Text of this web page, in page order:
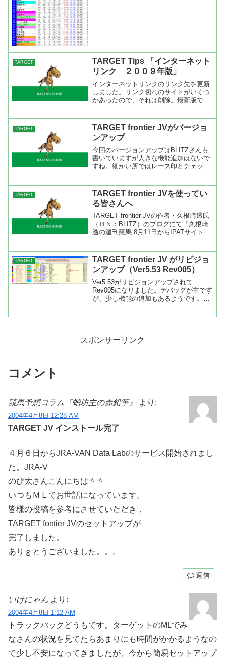
TARGET
TARGET Tips 「インターネット
リンク ２００９年版」
インターネットリンクのリンク先を更新
しました。リンク切れのサイトがいくつ
かあったので、それは削除。最新版では
ので変更しました。 レーシングビュー
アの再生方法とイ...
TARGET
TARGET frontier JVがバージョ
ンアップ
今回のバージョンアップはBLITZさんも
書いていますが大きな機能追加はないで
すね。細かい所ではレース印とチェック
りましたが、これはタイム分析画面の
「表示の設定項目欄」の...
TARGET
TARGET frontier JVを使ってい
る皆さんへ
TARGET frontier JVの作者・久根崎透氏
（ＨＮ：BLITZ）のブログにて『久根崎
透の週刊競馬:8月11日からIPATサイトの
（８月１１日）にＩＰＡＴのログイ...
TARGET
TARGET frontier JV がリビジョ
ンアップ（Ver5.53 Rev005）
Ver5.53がリビジョンアップされて
Rev005になりました。デバッグが主です
が、少し機能の追加もあるようです。新
スポンサーリンク
コメント
競馬予想コラム『蛸坊主の赤鉛筆』 より:
2004年4月8日 12:28 AM
TARGET JV インストール完了
４月６日からJRA-VAN Data Labのサービス開始されまし
た。JRA-V
のび太さんこんにちは＾＾
いつもＭＬでお世話になっています。
皆様の投稿を参考にさせていただき，
TARGET fontier JVのセットアップが
完了しました。
ありｇとうございました。。。
返信
いけにゃん より:
2004年4月8日 1:12 AM
トラックバックどうもです。ターゲットのMLでみ
なさんの状況を見てたらあまりにも時間がかかるようなの
で少し不安になってきましたが、今から簡易セットアップ